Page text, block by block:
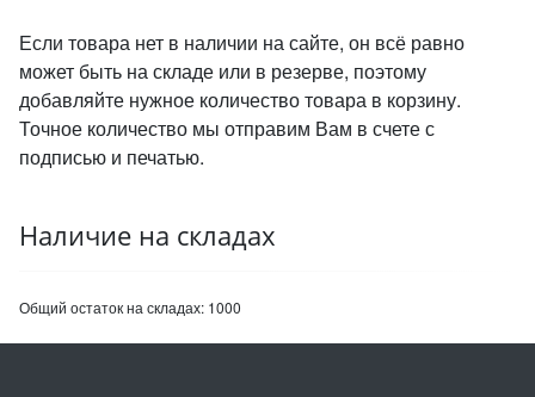
Если товара нет в наличии на сайте, он всё равно
может быть на складе или в резерве, поэтому
добавляйте нужное количество товара в корзину.
Точное количество мы отправим Вам в счете с
подписью и печатью.
Наличие на складах
Общий остаток на складах: 1000